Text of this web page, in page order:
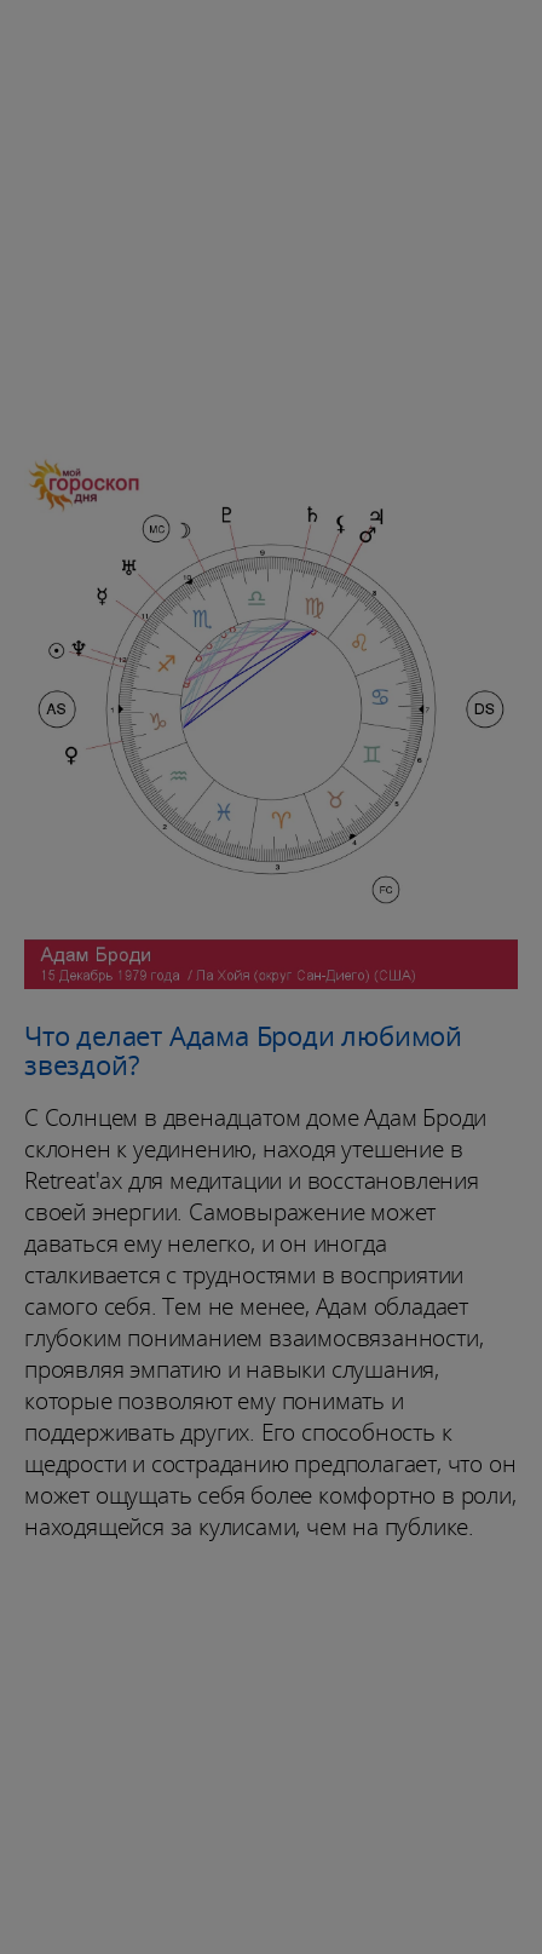
Что делает Адама Броди любимой
звездой?
С Солнцем в двенадцатом доме Адам Броди
склонен к уединению, находя утешение в
Retreat'ах для медитации и восстановления
своей энергии. Самовыражение может
даваться ему нелегко, и он иногда
сталкивается с трудностями в восприятии
самого себя. Тем не менее, Адам обладает
глубоким пониманием взаимосвязанности,
проявляя эмпатию и навыки слушания,
которые позволяют ему понимать и
поддерживать других. Его способность к
щедрости и состраданию предполагает, что он
может ощущать себя более комфортно в роли,
находящейся за кулисами, чем на публике.